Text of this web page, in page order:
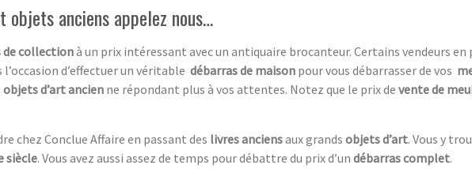
objets anciens appelez nous…
collectionà un prix intéressant avec un antiquaire brocanteur. Certains vendeurs
d’effectuer un véritable débarras de maison pour vous débarrasser de vos
objets d’art ancien ne répondant plus à vos attentes. Notez que le prix de vente de
chez Conclue Affaire en passant des livres anciensaux grands objets d’art. Vous y
siècle. Vous avez aussi assez de temps pour débattre du prix d’un débarras complet.